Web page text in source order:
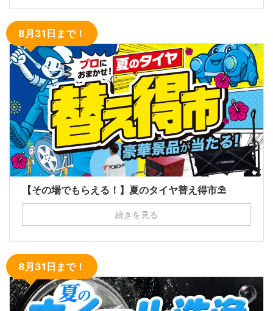
8月31日まで！
【その場でもらえる！】夏のタイヤ替え得市⛱
続きを見る
8月31日まで！